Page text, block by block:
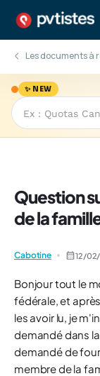
Les documents à
✨ NEW
Question
de la
Cabotine 12/02/
Bonjour tout le
fédérale, et
les avoir lu, je
demandé dans
demandé de
membre de la